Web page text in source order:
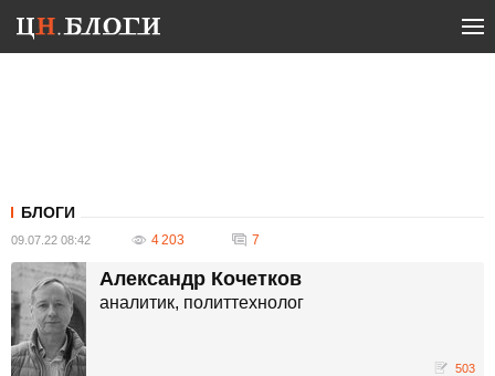
БЛОГИ
09.07.22 08:42 4 203 7
Александр Кочетков
аналитик, политтехнолог
503